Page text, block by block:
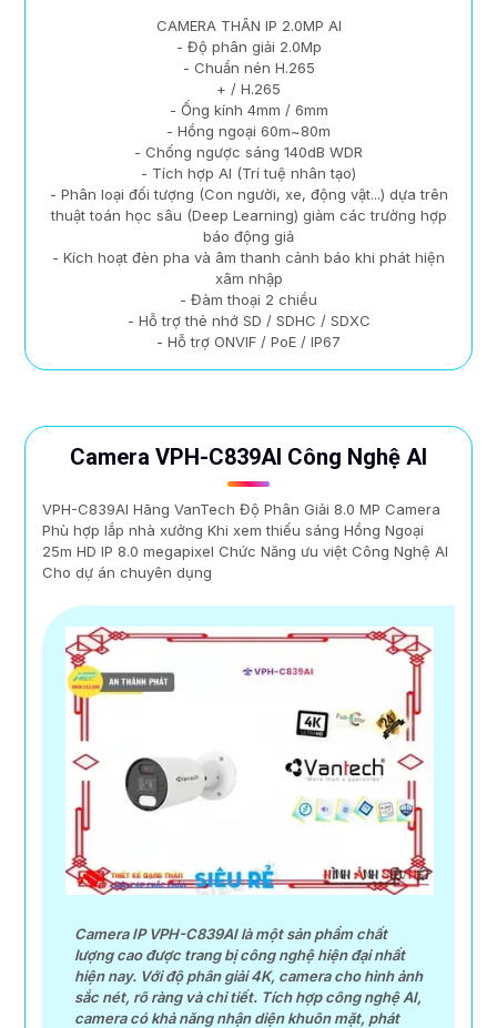
CAMERA THÂN IP 2.0MP AI
- Độ phân giải 2.0Mp
- Chuẩn nén H.265
+ / H.265
- Ống kính 4mm / 6mm
- Hồng ngoại 60m~80m
- Chống ngược sáng 140dB WDR
- Tích hợp AI (Trí tuệ nhân tạo)
- Phân loại đối tượng (Con người, xe, động vật...) dựa trên
thuật toán học sâu (Deep Learning) giảm các trường hợp
báo động giả
- Kích hoạt đèn pha và âm thanh cảnh báo khi phát hiện
xâm nhập
- Đàm thoại 2 chiều
- Hỗ trợ thẻ nhớ SD / SDHC / SDXC
- Hỗ trợ ONVIF / PoE / IP67
Camera VPH-C839AI Công Nghệ AI
VPH-C839AI Hãng VanTech Độ Phân Giải 8.0 MP Camera
Phù hợp lắp nhà xưởng Khi xem thiếu sáng Hồng Ngoại
25m HD IP 8.0 megapixel Chức Năng ưu việt Công Nghệ AI
Cho dự án chuyên dụng
Camera IP VPH-C839AI là một sản phẩm chất
lượng cao được trang bị công nghệ hiện đại nhất
hiện nay. Với độ phân giải 4K, camera cho hình ảnh
sắc nét, rõ ràng và chi tiết. Tích hợp công nghệ AI,
camera có khả năng nhận diện khuôn mặt, phát